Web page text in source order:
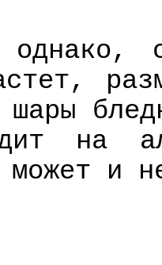
шары
на
может и